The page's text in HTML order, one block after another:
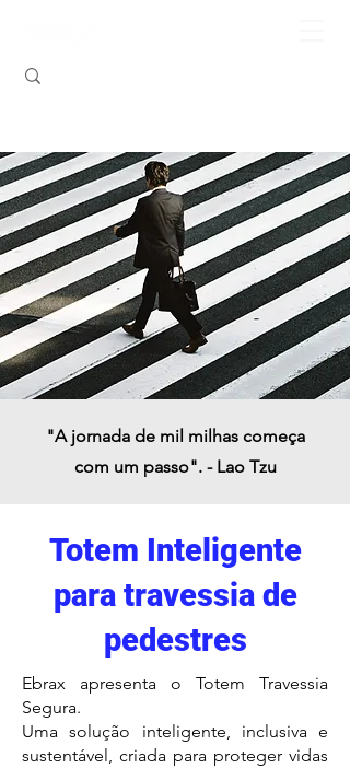
"A jornada de mil milhas começa
com um passo". - Lao Tzu
Totem Inteligente
para travessia de
pedestres
Ebrax apresenta o Totem Travessia
Segura.
Uma solução inteligente, inclusiva e
sustentável, criada para proteger vidas